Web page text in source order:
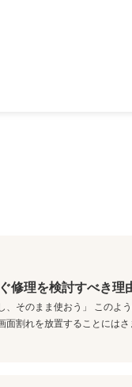
修理を検討すべき理
、そのまま使おう」 このよ
面割れを放置することにはさ